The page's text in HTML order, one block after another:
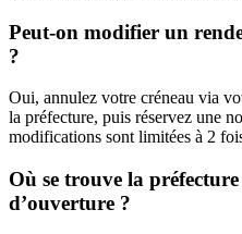
Peut-on modifier un
?
Oui, annulez votre créneau via
la préfecture, puis réservez une
modifications sont limitées à 2
Où se trouve la
d’ouverture ?